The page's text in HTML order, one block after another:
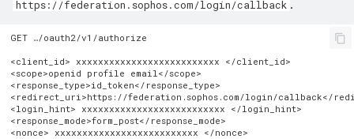
https://federation.sophos.com/login/callback .
GET …/oauth2/v1/authorize
<client_id> xxxxxxxxxxxxxxxxxxxxxxxxxx </client_id>
<scope>openid profile email</scope>
<response_type>id_token</response_type>
<redirect_uri>https://federation.sophos.com/login/callback</
<login_hint> xxxxxxxxxxxxxxxxxxxxxxxxxx </login_hint>
<response_mode>form_post</response_mode>
<nonce> xxxxxxxxxxxxxxxxxxxxxxxxxx </nonce>